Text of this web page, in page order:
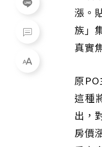
漲。
族」
真實
原
這種
出，
房價